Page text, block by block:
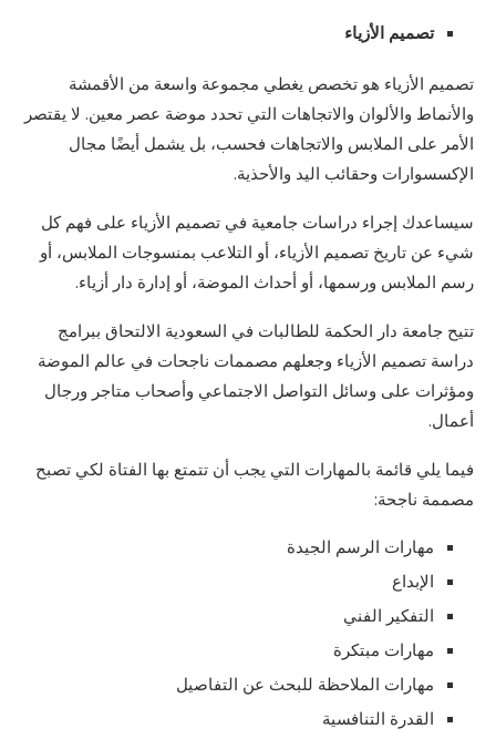
تصميم الأزياء
تصميم الأزياء هو تخصص يغطي مجموعة واسعة من الأقمشة
والأنماط والألوان والاتجاهات التي تحدد موضة عصر معين. لا يقتصر
الأمر على الملابس والاتجاهات فحسب، بل يشمل أيضًا مجال
الإكسسوارات وحقائب اليد والأحذية.
سيساعدك إجراء دراسات جامعية في تصميم الأزياء على فهم كل
شيء عن تاريخ تصميم الأزياء، أو التلاعب بمنسوجات الملابس، أو
رسم الملابس ورسمها، أو أحداث الموضة، أو إدارة دار أزياء.
تتيح جامعة دار الحكمة للطالبات في السعودية الالتحاق ببرامج
دراسة تصميم الأزياء وجعلهم مصممات ناجحات في عالم الموضة
ومؤثرات على وسائل التواصل الاجتماعي وأصحاب متاجر ورجال
أعمال.
فيما يلي قائمة بالمهارات التي يجب أن تتمتع بها الفتاة لكي تصبح
مصممة ناجحة:
مهارات الرسم الجيدة
الإبداع
التفكير الفني
مهارات مبتكرة
مهارات الملاحظة للبحث عن التفاصيل
القدرة التنافسية